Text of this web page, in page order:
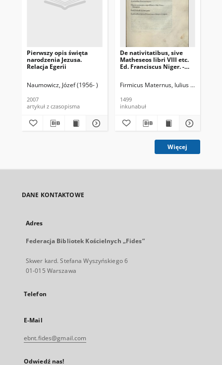
Pierwszy opis święta
narodzenia Jezusa.
Relacja Egerii
Naumowicz, Józef (1956- )
2007
artykuł z czasopisma
De nativitatibus, sive
Matheseos libri VIII etc.
Ed. Franciscus Niger. -
Firmicus Maternus, Iulius (ca 300-ca
1499
inkunabuł
Więcej
DANE KONTAKTOWE
Adres
Federacja Bibliotek Kościelnych „Fides”
Skwer kard. Stefana Wyszyńskiego 6
01-015 Warszawa
Telefon
E-Mail
ebnt.fides@gmail.com
Odwiedź nas!